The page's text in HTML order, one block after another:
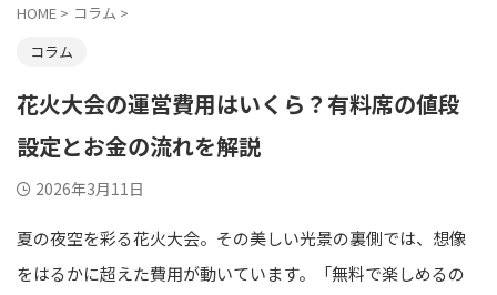
HOME > コラム >
コラム
花火大会の運営費用はいくら？有料席の値段
設定とお金の流れを解説
2026年3月11日
夏の夜空を彩る花火大会。その美しい光景の裏側では、想像
をはるかに超えた費用が動いています。「無料で楽しめるの